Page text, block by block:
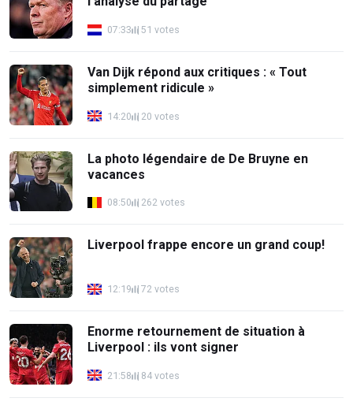
07:33 51 votes
Van Dijk répond aux critiques : « Tout
simplement ridicule »
14:20 20 votes
La photo légendaire de De Bruyne en
vacances
08:50 262 votes
Liverpool frappe encore un grand coup!
12:19 72 votes
Enorme retournement de situation à
Liverpool : ils vont signer
21:58 84 votes